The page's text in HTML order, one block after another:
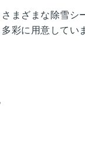
さまざまな除雪シ
多彩に用意してい